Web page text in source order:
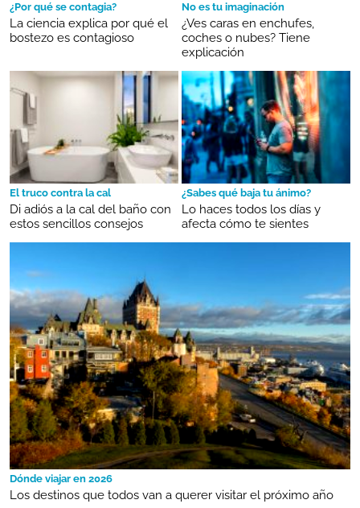
¿Por qué se contagia?
La ciencia explica por qué el
bostezo es contagioso
No es tu imaginación
¿Ves caras en enchufes,
coches o nubes? Tiene
explicación
El truco contra la cal
Di adiós a la cal del baño con
estos sencillos consejos
¿Sabes qué baja tu ánimo?
Lo haces todos los días y
afecta cómo te sientes
Dónde viajar en 2026
Los destinos que todos van a querer visitar el próximo año